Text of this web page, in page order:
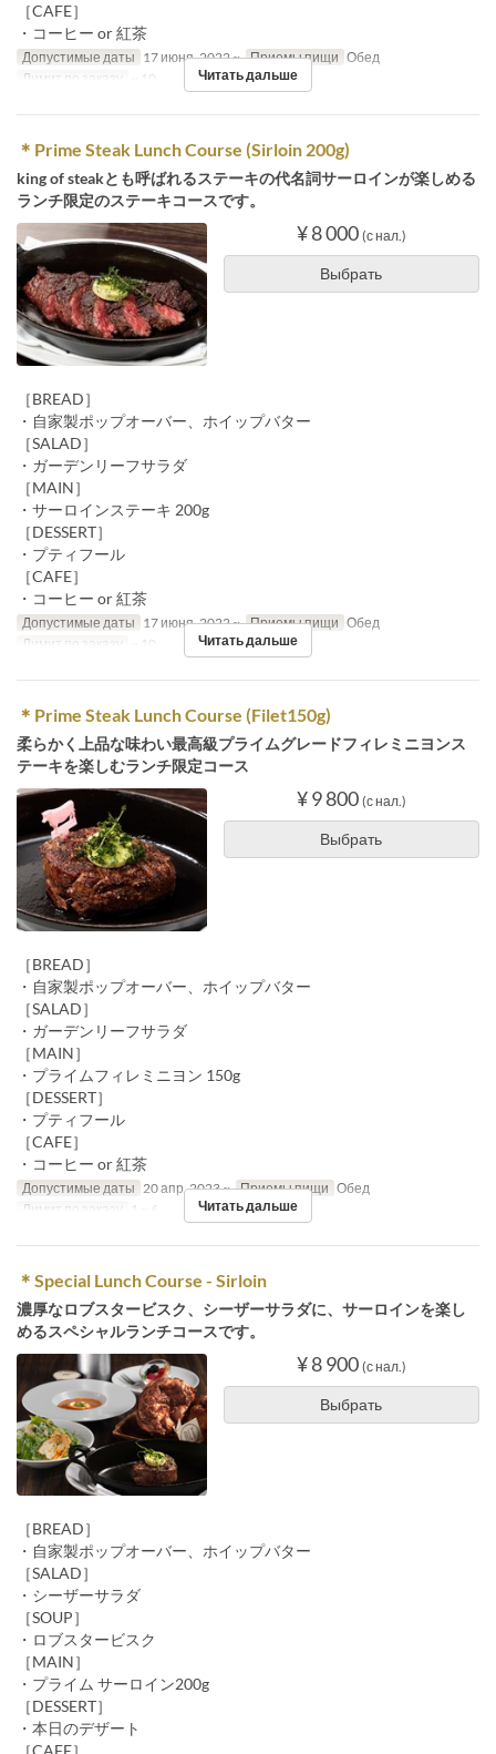
［CAFE］
・コーヒー or 紅茶
Допустимые даты 17 июня. 2022 ~ Приемы пищи Обед
Лимит по заказу
~ 10 Читать дальше
＊Prime Steak Lunch Course (Sirloin 200g)
king of steakとも呼ばれるステーキの代名詞サーロインが楽しめる
ランチ限定のステーキコースです。
¥ 8 000 (с нал.)
Выбрать
［BREAD］
・自家製ポップオーバー、ホイップバター
［SALAD］
・ガーデンリーフサラダ
［MAIN］
・サーロインステーキ 200g
［DESSERT］
・プティフール
［CAFE］
・コーヒー or 紅茶
Допустимые даты 17 июня. 2022 ~ Приемы пищи Обед
Лимит по заказу
~ 10 Читать дальше
＊Prime Steak Lunch Course (Filet150g)
柔らかく上品な味わい最高級プライムグレードフィレミニヨンス
テーキを楽しむランチ限定コース
¥ 9 800 (с нал.)
Выбрать
［BREAD］
・自家製ポップオーバー、ホイップバター
［SALAD］
・ガーデンリーフサラダ
［MAIN］
・プライムフィレミニヨン 150g
［DESSERT］
・プティフール
［CAFE］
・コーヒー or 紅茶
Допустимые даты 20 апр. 2023 ~ Приемы пищи Обед
Лимит по заказу
1 ~ 6 Читать дальше
＊Special Lunch Course - Sirloin
濃厚なロブスタービスク、シーザーサラダに、サーロインを楽し
めるスペシャルランチコースです。
¥ 8 900 (с нал.)
Выбрать
［BREAD］
・自家製ポップオーバー、ホイップバター
［SALAD］
・シーザーサラダ
［SOUP］
・ロブスタービスク
［MAIN］
・プライム サーロイン200g
［DESSERT］
・本日のデザート